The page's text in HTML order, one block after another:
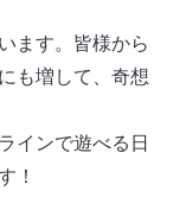
ます。皆様から
も増して、奇想
インで遊べる日
！